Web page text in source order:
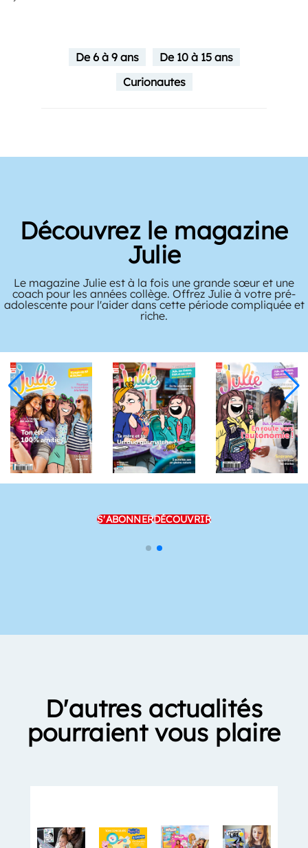
De 6 à 9 ans
De 10 à 15 ans
Curionautes
Découvrez le magazine
Julie
Le magazine Julie est à la fois une grande sœur et une
coach pour les années collège. Offrez Julie à votre pré-
adolescente pour l'aider dans cette période compliquée et
riche.
S'ABONNERDÉCOUVRIR
D'autres actualités
pourraient vous plaire